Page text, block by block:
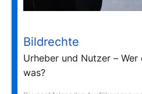
Bildrechte
Urheber und Nutzer – Wer
was?